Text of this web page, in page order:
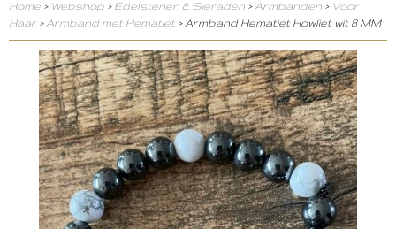
Home > Webshop > Edelstenen & Sieraden > Armbanden > Voor
Haar > Armband met Hematiet > Armband Hematiet Howliet wit 8 MM